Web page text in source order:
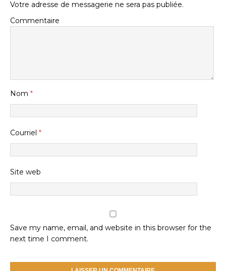
Votre adresse de messagerie ne sera pas publiée.
Commentaire
Nom *
Courriel *
Site web
Save my name, email, and website in this browser for the
next time I comment.